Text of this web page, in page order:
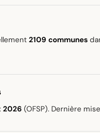
2109 communes
2026 (OFSP). Dernière